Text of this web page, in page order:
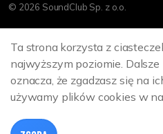
© 2026 SoundClub Sp. z o.o.
Sitemap
Ta strona korzysta z
najwyższym poziomie.
oznacza, że zgadzasz się na
używamy plików cookies w